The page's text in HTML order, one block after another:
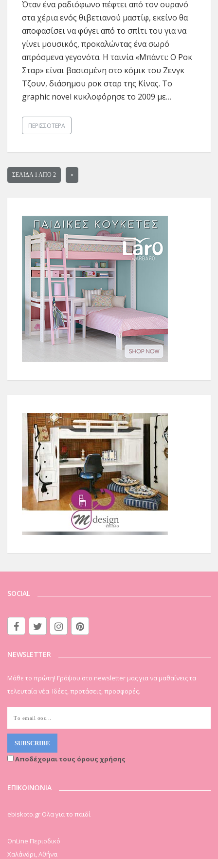
Όταν ένα ραδιόφωνο πέφτει από τον ουρανό
στα χέρια ενός θιβετιανού μαστίφ, εκείνο θα
αποφασίσει να φύγει από το σπίτι του για να
γίνει μουσικός, προκαλώντας ένα σωρό
απρόσμενα γεγονότα. H ταινία «Μπάντι: Ο Ροκ
Σταρ» είναι βασισμένη στο κόμικ του Ζενγκ
Τζουν, διάσημου ροκ σταρ της Κίνας. Το
graphic novel κυκλοφόρησε το 2009 με…
ΠΕΡΙΣΣΌΤΕΡΑ
ΣΕΛΊΔΑ 1 ΑΠΟ 2 »
SOCIAL
NEWSLETTER
Μάθε το πρώτη! Γράψου στο newsletter μας για να μαθαίνεις τα
τελευταία νέα. Ιδέες, προτάσεις, προσφορές.
Αποδέχομαι τους όρους χρήσης
ΕΠΙΚΟΙΝΩΝΙΑ
ebiskoto.gr Ολα για το παιδί
OnLine Περιοδικό
Χαλάνδρι, Αθήνα